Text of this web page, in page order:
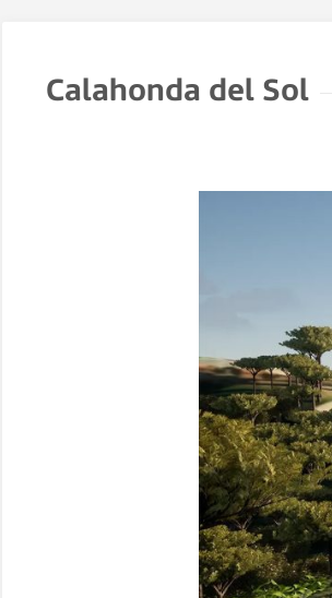
Calahonda del Sol